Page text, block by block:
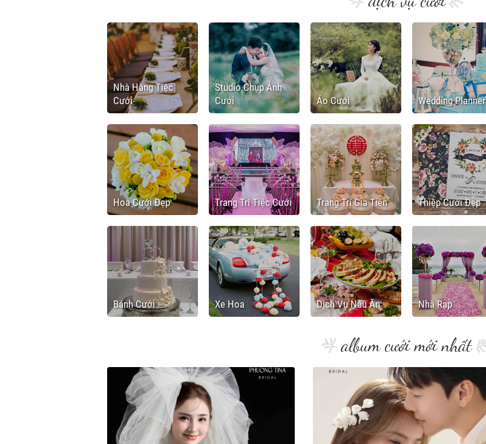
Nhà Hàng Tiệc
Cưới
Studio Chụp Ảnh
Cưới
Áo Cưới Wedding Planner
Hoa Cưới Đẹp Trang Trí Tiệc Cưới Trang Trí Gia Tiên Thiệp Cưới Đẹp
Bánh Cưới Xe Hoa Dịch Vụ Nấu Ăn Nhà Rạp
album cưới mới nhất